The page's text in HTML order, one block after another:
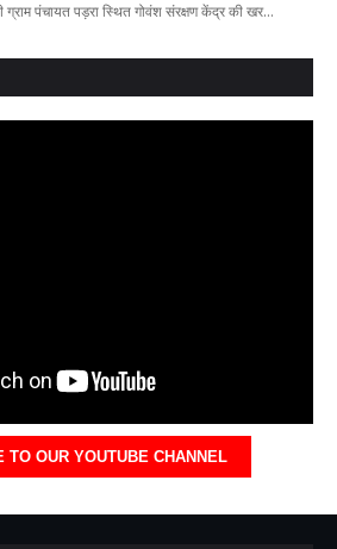
पंचायत पड़रा स्थित गोवंश संरक्षण केंद्र की खर…
TO OUR YOUTUBE CHANNEL